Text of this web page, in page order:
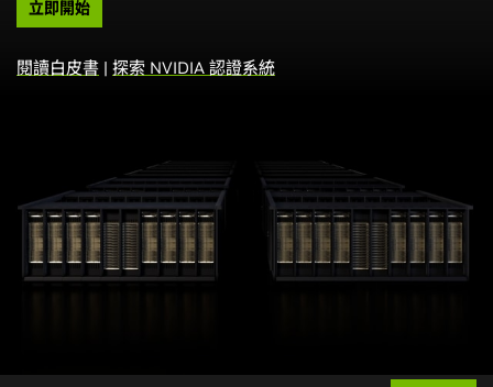
立即開始
閱讀白皮書 | 探索 NVIDIA 認證系統